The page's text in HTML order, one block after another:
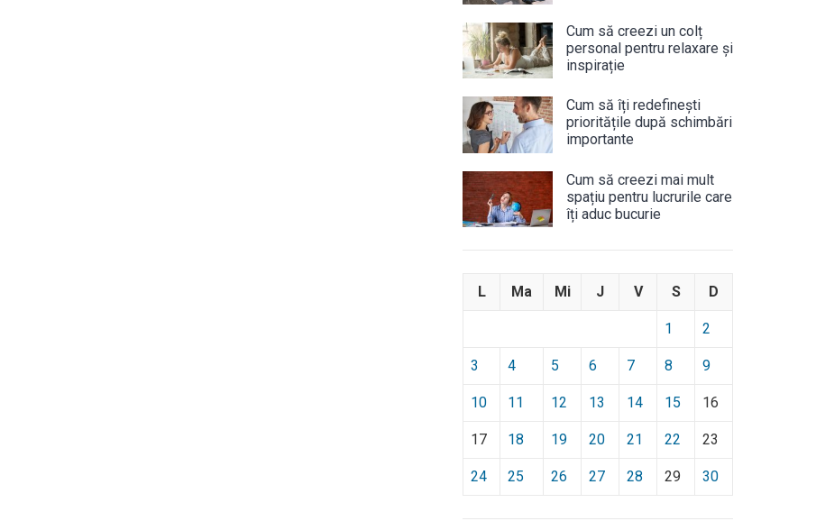
Cum să creezi un colț
personal pentru relaxare și
inspirație
Cum să îți redefinești
prioritățile după schimbări
importante
Cum să creezi mai mult
spațiu pentru lucrurile care
îți aduc bucurie
L Ma Mi J V S D
1 2
3 4 5 6 7 8 9
10 11 12 13 14 15 16
17 18 19 20 21 22 23
24 25 26 27 28 29 30